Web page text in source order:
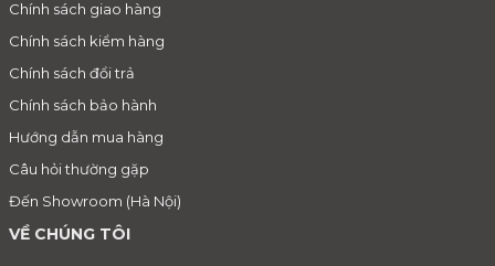
Chính sách giao hàng
Chính sách kiểm hàng
Chính sách đổi trả
Chính sách bảo hành
Hướng dẫn mua hàng
Câu hỏi thường gặp
Đến Showroom (Hà Nội)
VỀ CHÚNG TÔI